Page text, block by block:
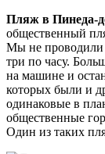
Пляж в Пинеда-
общественный
Мы не проводили
три по часу.
на машине и
которых были и
одинаковые в
общественные
Один из таких